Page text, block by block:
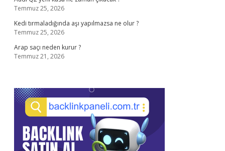
Temmuz 25, 2026
Kedi tırmaladığında aşı yapılmazsa ne olur ?
Temmuz 25, 2026
Arap saçı neden kurur ?
Temmuz 21, 2026